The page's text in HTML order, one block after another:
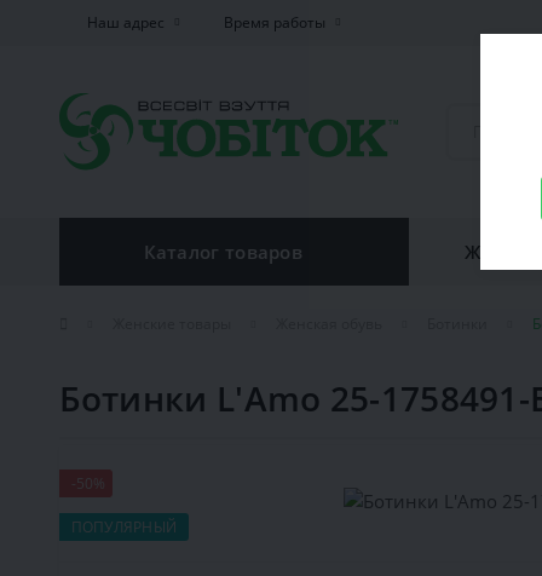
Наш адрес Время работы
Каталог товаров
Ботинки L'Amo 25-1758491-
-50%
ПОПУЛЯРНЫЙ